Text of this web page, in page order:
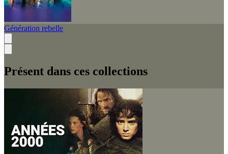
Génération rebelle
Présent dans ces collections